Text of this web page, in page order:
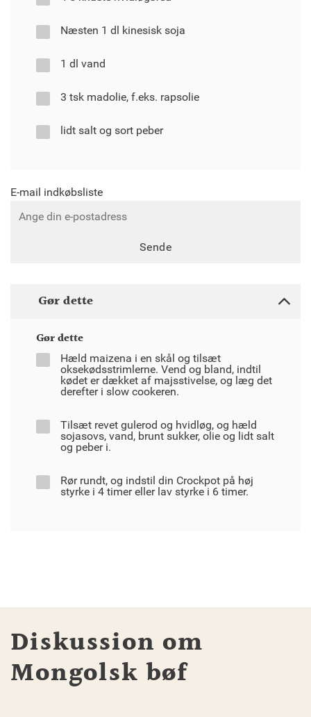
Næsten 1 dl kinesisk soja
1 dl vand
3 tsk madolie, f.eks. rapsolie
lidt salt og sort peber
E-mail indkøbsliste
Sende
Gør dette
Gør dette
Hæld maizena i en skål og tilsæt
oksekødsstrimlerne. Vend og bland, indtil
kødet er dækket af majsstivelse, og læg det
derefter i slow cookeren.
Tilsæt revet gulerod og hvidløg, og hæld
sojasovs, vand, brunt sukker, olie og lidt salt
og peber i.
Rør rundt, og indstil din Crockpot på høj
styrke i 4 timer eller lav styrke i 6 timer.
Diskussion om
Mongolsk bøf